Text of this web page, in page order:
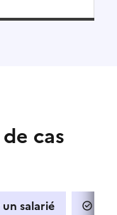
cas
salarié